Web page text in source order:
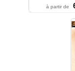
Ref. :
115
à partir de